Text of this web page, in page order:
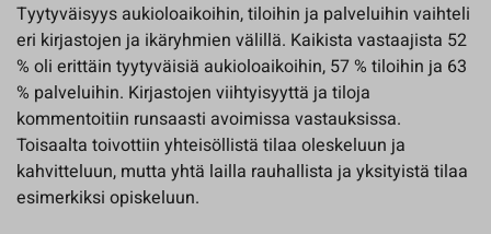
Tyytyväisyys aukioloaikoihin, tiloihin ja palveluihin vaihteli
eri kirjastojen ja ikäryhmien välillä. Kaikista vastaajista 52
% oli erittäin tyytyväisiä aukioloaikoihin, 57 % tiloihin ja 63
% palveluihin. Kirjastojen viihtyisyyttä ja tiloja
kommentoitiin runsaasti avoimissa vastauksissa.
Toisaalta toivottiin yhteisöllistä tilaa oleskeluun ja
kahvitteluun, mutta yhtä lailla rauhallista ja yksityistä tilaa
esimerkiksi opiskeluun.